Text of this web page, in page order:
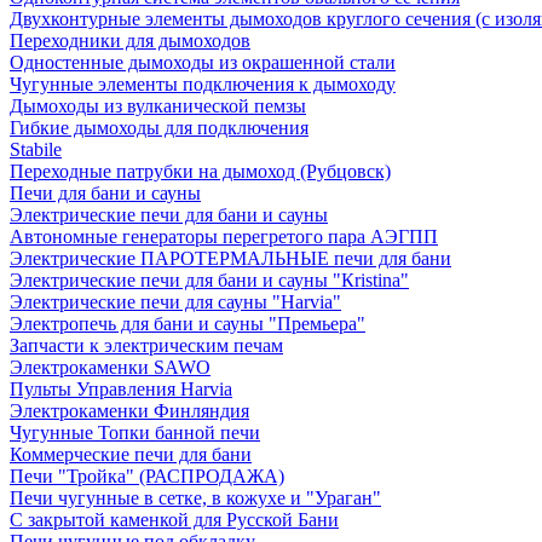
Двухконтурные элементы дымоходов круглого сечения (с
Переходники для дымоходов
Одностенные дымоходы из окрашенной стали
Чугунные элементы подключения к дымоходу
Дымоходы из вулканической пемзы
Гибкие дымоходы для подключения
Stabile
Переходные патрубки на дымоход (Рубцовск)
Печи для бани и сауны
Электрические печи для бани и сауны
Автономные генераторы перегретого пара АЭГПП
Электрические ПАРОТЕРМАЛЬНЫЕ печи для бани
Электрические печи для бани и сауны "Кristina"
Электрические печи для сауны "Harvia"
Электропечь для бани и сауны "Премьера"
Запчасти к электрическим печам
Электрокаменки SAWO
Пульты Управления Harvia
Электрокаменки Финляндия
Чугунные Топки банной печи
Коммерческие печи для бани
Печи "Тройка" (РАСПРОДАЖА)
Печи чугунные в сетке, в кожухе и "Ураган"
С закрытой каменкой для Русской Бани